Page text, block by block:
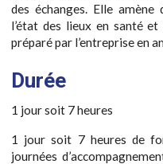
des échanges. Elle amène
l’état des lieux en santé
préparé par l’entreprise en
Durée
1 jour soit 7 heures
1 jour soit 7 heures de
journées